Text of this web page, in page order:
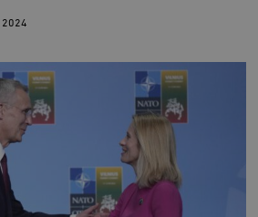
2024